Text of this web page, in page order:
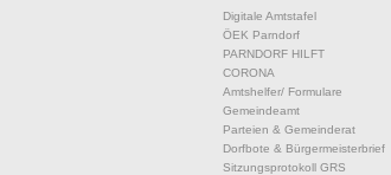
Digitale Amtstafel
ÖEK Parndorf
PARNDORF HILFT
CORONA
Amtshelfer/ Formulare
Gemeindeamt
Parteien & Gemeinderat
Dorfbote & Bürgermeisterbrief
Sitzungsprotokoll GRS